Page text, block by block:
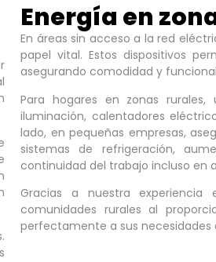
Energía en
En áreas sin acceso a la red
papel vital. Estos dispositivos
asegurando comodidad y
Para hogares en zonas
iluminación, calentadores
lado, en pequeñas empresas,
sistemas de refrigeración,
continuidad del trabajo incluso en
Gracias a nuestra experiencia
comunidades rurales al
perfectamente a sus necesidades